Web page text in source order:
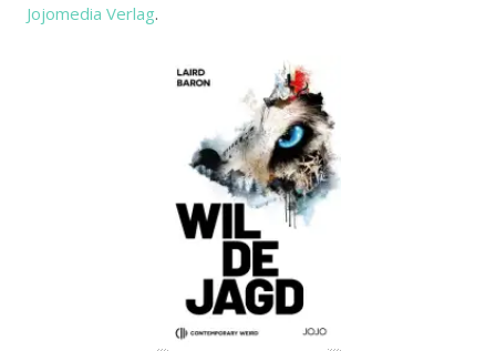
Jojomedia Verlag.